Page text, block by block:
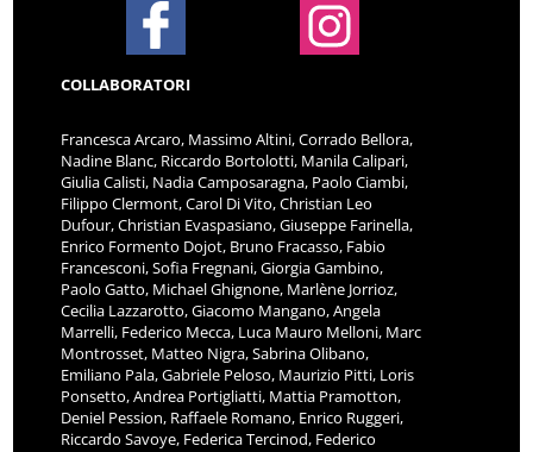
COLLABORATORI
Francesca Arcaro, Massimo Altini, Corrado Bellora,
Nadine Blanc, Riccardo Bortolotti, Manila Calipari,
Giulia Calisti, Nadia Camposaragna, Paolo Ciambi,
Filippo Clermont, Carol Di Vito, Christian Leo
Dufour, Christian Evaspasiano, Giuseppe Farinella,
Enrico Formento Dojot, Bruno Fracasso, Fabio
Francesconi, Sofia Fregnani, Giorgia Gambino,
Paolo Gatto, Michael Ghignone, Marlène Jorrioz,
Cecilia Lazzarotto, Giacomo Mangano, Angela
Marrelli, Federico Mecca, Luca Mauro Melloni, Marc
Montrosset, Matteo Nigra, Sabrina Olibano,
Emiliano Pala, Gabriele Peloso, Maurizio Pitti, Loris
Ponsetto, Andrea Portigliatti, Mattia Pramotton,
Deniel Pession, Raffaele Romano, Enrico Ruggeri,
Riccardo Savoye, Federica Tercinod, Federico